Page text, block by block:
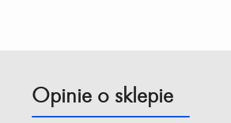
Opinie o sklepie